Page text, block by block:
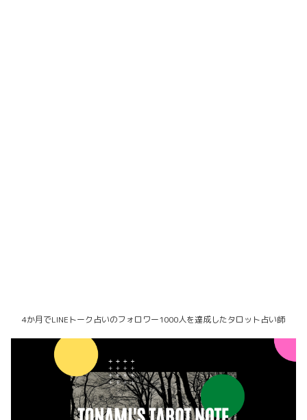
4か月でLINEトーク占いのフォロワー1000人を達成したタロット占い師